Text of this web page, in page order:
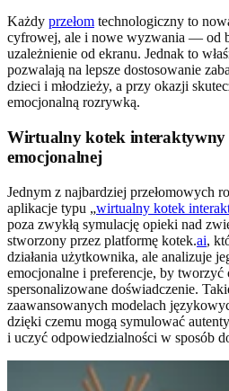
Każdy przełom technologiczny to
cyfrowej, ale i nowe wyzwania — od
uzależnienie od ekranu. Jednak to
pozwalają na lepsze dostosowanie
dzieci i młodzieży, a przy okazji
emocjonalną rozrywką.
Wirtualny kotek interaktywny
emocjonalnej
Jednym z najbardziej przełomowych
aplikacje typu „wirtualny kotek
poza zwykłą symulację opieki nad
stworzony przez platformę kotek.ai,
działania użytkownika, ale analizuje
emocjonalne i preferencje, by tworzyć
spersonalizowane doświadczenie.
zaawansowanych modelach
dzięki czemu mogą symulować
i uczyć odpowiedzialności w sposób